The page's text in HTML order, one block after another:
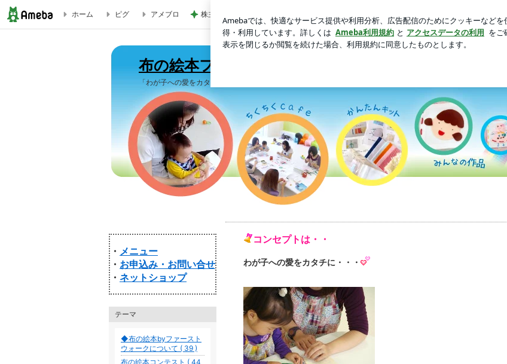
ホーム ピグ アメブロ 株主優待でお願いしたひとくち大福
布の絵本ファーストウォーク®
「わが子への愛をカタチに・・・」をコンセプトにした布の絵本の手作りキットとイベント情報などをご紹介して
コンセプトは・・
わが子への愛をカタチに・・・
・ メニュー
・ お申込み・お問い合せ
・ ネットショップ
テーマ
◆布の絵本byファースト
ウォークについて ( 39 )
布の絵本コンテスト ( 44